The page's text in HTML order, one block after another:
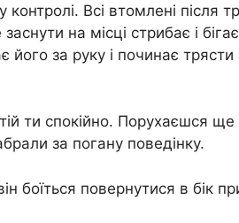
Всі втомлені після
на місці стрибає і
його за руку і починає
ти спокійно. Порухаєшся
за погану поведінку.
боїться повернутися в бік